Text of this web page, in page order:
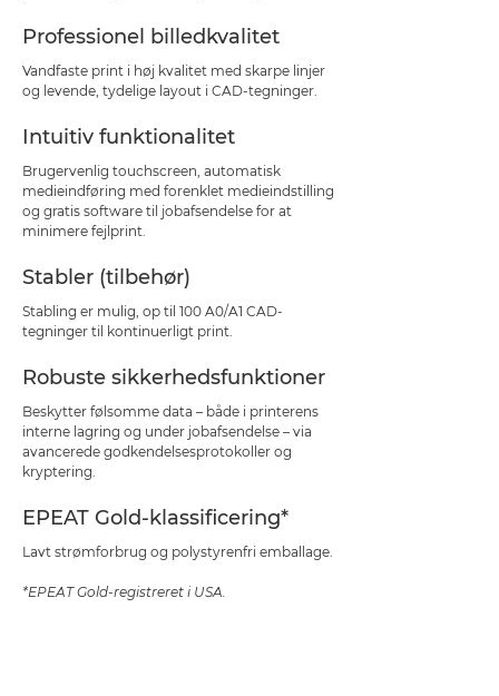
Professionel billedkvalitet
Vandfaste print i høj kvalitet med skarpe linjer
og levende, tydelige layout i CAD-tegninger.
Intuitiv funktionalitet
Brugervenlig touchscreen, automatisk
medieindføring med forenklet medieindstilling
og gratis software til jobafsendelse for at
minimere fejlprint.
Stabler (tilbehør)
Stabling er mulig, op til 100 A0/A1 CAD-
tegninger til kontinuerligt print.
Robuste sikkerhedsfunktioner
Beskytter følsomme data – både i printerens
interne lagring og under jobafsendelse – via
avancerede godkendelsesprotokoller og
kryptering.
EPEAT Gold-klassificering*
Lavt strømforbrug og polystyrenfri emballage.
*EPEAT Gold-registreret i USA.